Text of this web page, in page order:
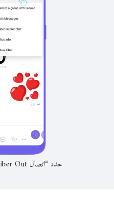
حدد “اتصال Viber Out” من عنوان المحادثة